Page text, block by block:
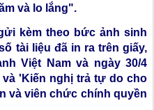
và lo lắng".
kèm theo bức ảnh sinh
tài liệu đã in ra trên giấy,
Việt Nam và ngày 30/4
'Kiến nghị trả tự do cho
và viên chức chính quyền